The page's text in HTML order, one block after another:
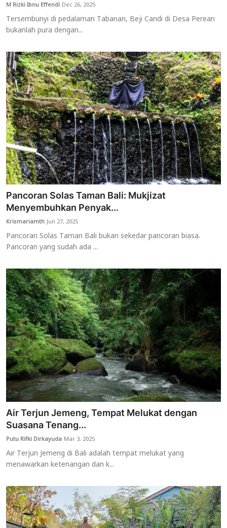
M Rizki Ibnu Effendi Dec 26, 2025
Tersembunyi di pedalaman Tabanan, Beji Candi di Desa Perean
bukanlah pura dengan...
Pancoran Solas Taman Bali: Mukjizat
Menyembuhkan Penyak...
KrismariamthJun 27, 2025
Pancoran Solas Taman Bali bukan sekedar pancoran biasa.
Pancoran yang sudah ada ...
Air Terjun Jemeng, Tempat Melukat dengan
Suasana Tenang...
Putu Rifki Dirkayuda Mar 3, 2025
Air Terjun Jemeng di Bali adalah tempat melukat yang
menawarkan ketenangan dan k...